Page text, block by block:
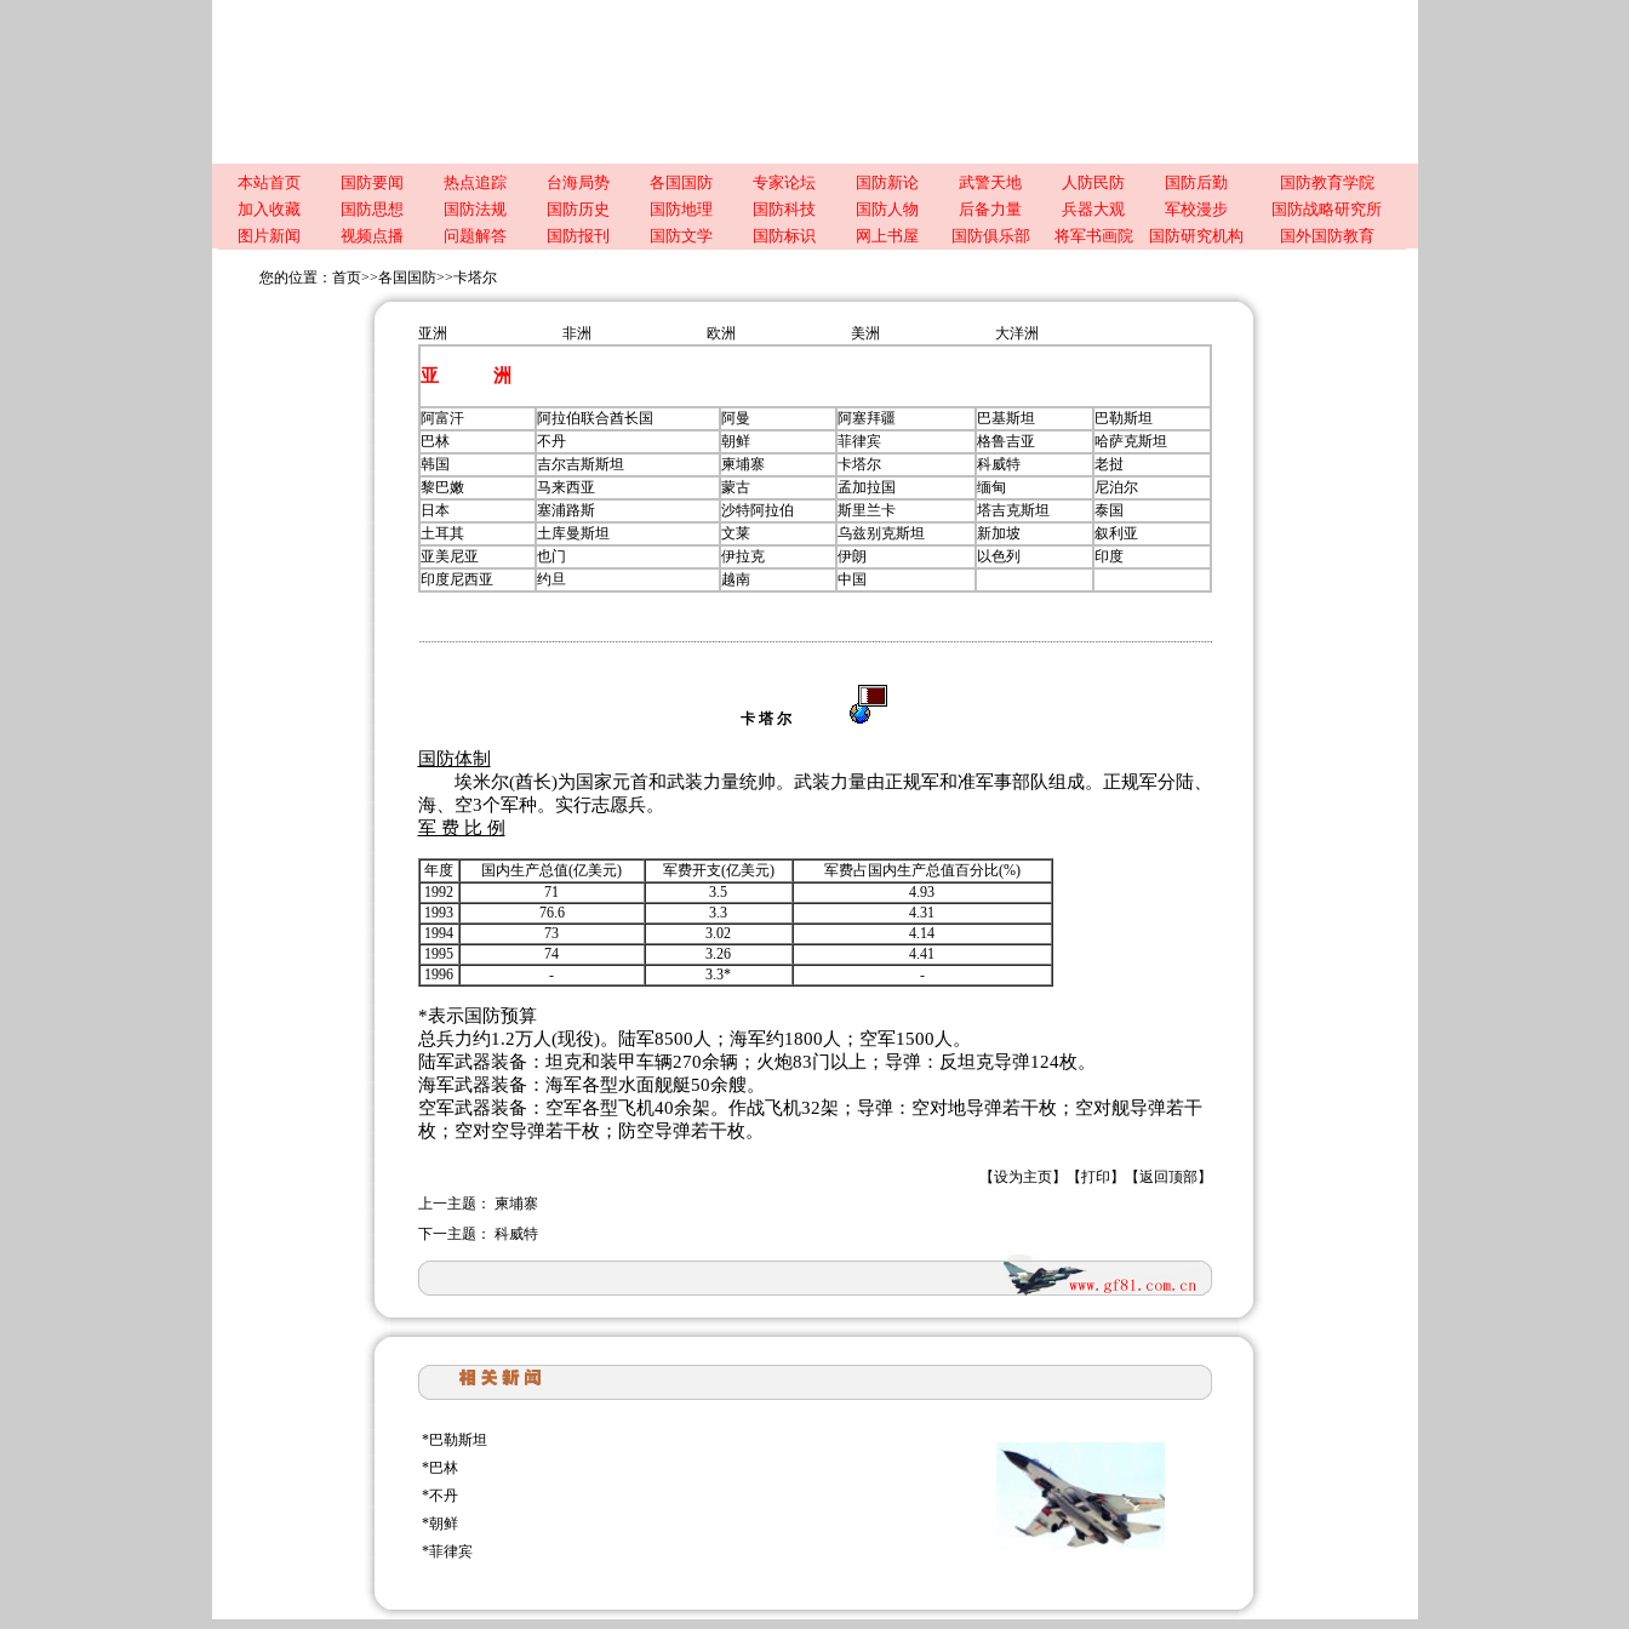
本站首页 国防要闻 热点追踪 台海局势 各国国防 专家论坛 国防新论 武警天地 人防民防 国防后勤
国防教育学院
加入收藏
国防思想 国防法规 国防历史 国防地理 国防科技 国防人物 后备力量 兵器大观 军校漫步
国防战略研究所
图片新闻
视频点播 问题解答 国防报刊 国防文学 国防标识 网上书屋 国防俱乐部 将军书画院 国防研究机构 国外国防教育
您的位置： 首页>>各国国防>>卡塔尔
亚洲 非洲 欧洲 美洲 大洋洲
亚 洲
阿富汗 阿拉伯联合酋长国 阿曼 阿塞拜疆 巴基斯坦
巴勒斯坦
巴林
不丹 朝鲜 菲律宾 格鲁吉亚
哈萨克斯坦
韩国
吉尔吉斯斯坦 柬埔寨 卡塔尔 科威特
老挝
黎巴嫩
马来西亚 蒙古 孟加拉国 缅甸
尼泊尔
日本
塞浦路斯 沙特阿拉伯 斯里兰卡 塔吉克斯坦
泰国
土耳其
土库曼斯坦 文莱 乌兹别克斯坦 新加坡
叙利亚
亚美尼亚
也门 伊拉克 伊朗 以色列
印度
印度尼西亚
约旦 越南 中国
卡 塔 尔
国防体制
埃米尔(酋长)为国家元首和武装力量统帅。武装力量由正规军和准军事部队组成。正规军分陆、
海、空3个军种。实行志愿兵。
军 费 比 例
年度 国内生产总值(亿美元) 军费开支(亿美元)
军费占国内生产总值百分比(%)
1992
71 3.5
4.93
1993
76.6 3.3
4.31
1994
73 3.02
4.14
1995
74 3.26
4.41
1996
- 3.3* -
*表示国防预算
总兵力约1.2万人(现役)。陆军8500人；海军约1800人；空军1500人。
陆军武器装备：坦克和装甲车辆270余辆；火炮83门以上；导弹：反坦克导弹124枚。
海军武器装备：海军各型水面舰艇50余艘。
空军武器装备：空军各型飞机40余架。作战飞机32架；导弹：空对地导弹若干枚；空对舰导弹若干
枚；空对空导弹若干枚；防空导弹若干枚。
【设为主页】【打印 】【返回顶部】
上一主题： 柬埔寨
下一主题： 科威特
*巴勒斯坦
*巴林
*不丹
*朝鲜
*菲律宾